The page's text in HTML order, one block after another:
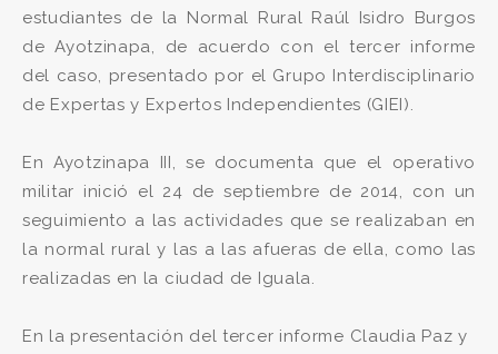
estudiantes de la Normal Rural Raúl Isidro Burgos
de Ayotzinapa, de acuerdo con el tercer informe
del caso, presentado por el Grupo Interdisciplinario
de Expertas y Expertos Independientes (GIEI).
En Ayotzinapa III, se documenta que el operativo
militar inició el 24 de septiembre de 2014, con un
seguimiento a las actividades que se realizaban en
la normal rural y las a las afueras de ella, como las
realizadas en la ciudad de Iguala.
En la presentación del tercer informe Claudia Paz y